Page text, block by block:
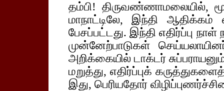
தம்பி! திருவண்ணாமலையில்,
மாநாட்டிலே, இந்தி ஆதிக்கம்
பேசப்பட்டது. இந்தி எதிர்ப்பு
முன்னேற்பாடுகள்
அறிக்கையில் டாக்டர்
மறுத்து, எதிர்ப்புக்
இது, பெரியதோர்